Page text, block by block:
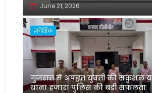
June 21, 2026
प्रादेशिक
गुजरात से अपहृत युवती की सकुशल
थाना हजारा पुलिस की बड़ी सफलता